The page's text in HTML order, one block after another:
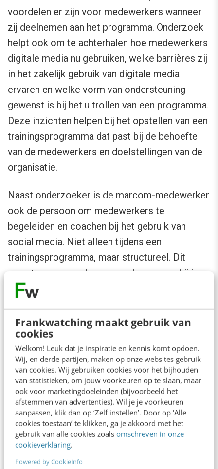
Frankwatching maakt gebruik van
cookies
Welkom! Leuk dat je inspiratie en kennis komt opdoen.
Wij, en derde partijen, maken op onze websites gebruik
van cookies. Wij gebruiken cookies voor het bijhouden
van statistieken, om jouw voorkeuren op te slaan, maar
ook voor marketingdoeleinden (bijvoorbeeld het
afstemmen van advertenties). Wil je je voorkeuren
aanpassen, klik dan op ‘Zelf instellen’. Door op ‘Alle
cookies toestaan’ te klikken, ga je akkoord met het
gebruik van alle cookies zoals omschreven in onze
cookieverklaring.
Powered by CookieInfo
voordelen er zijn voor medewerkers wanneer
zij deelnemen aan het programma. Onderzoek
helpt ook om te achterhalen hoe medewerkers
digitale media nu gebruiken, welke barrières zij
in het zakelijk gebruik van digitale media
ervaren en welke vorm van ondersteuning
gewenst is bij het uitrollen van een programma.
Deze inzichten helpen bij het opstellen van een
trainingsprogramma dat past bij de behoefte
van de medewerkers en doelstellingen van de
organisatie.
Naast onderzoeker is de marcom-medewerker
ook de persoon om medewerkers te
begeleiden en coachen bij het gebruik van
social media. Niet alleen tijdens een
trainingsprogramma, maar structureel. Dit
vraagt om een gedragsverandering waarbij in
de nieuwe situatie niet alleen de marcom-
verantwoordelijk is voor het verspreiden van
de marketingboodschappen.
Rol van marcom-medewerker: curatie
als aanvulling op creatie
Uit grootschalig onderzoek bij onze klanten
blijkt dat het vinden van content om te delen
het grootste obstakel is om actief te worden
op de persoonlijke kanalen.